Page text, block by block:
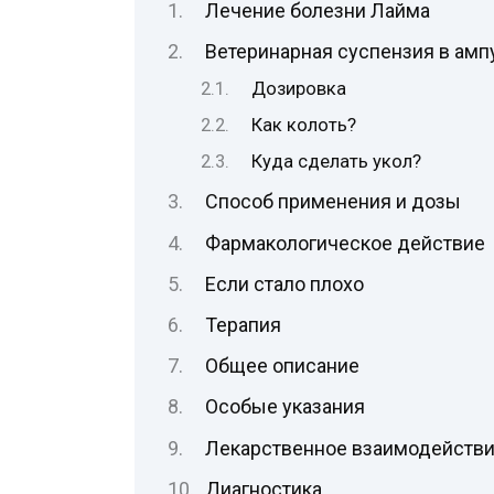
Лечение болезни Лайма
Ветеринарная суспензия в
Дозировка
Как колоть?
Куда сделать укол?
Способ применения и дозы
Фармакологическое действие
Если стало плохо
Терапия
Общее описание
Особые указания
Лекарственное
Диагностика